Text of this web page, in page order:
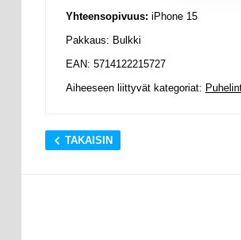
Yhteensopivuus: iPhone 15
Pakkaus: Bulkki
EAN: 5714122215727
Aiheeseen liittyvät kategoriat:
TAKAISIN